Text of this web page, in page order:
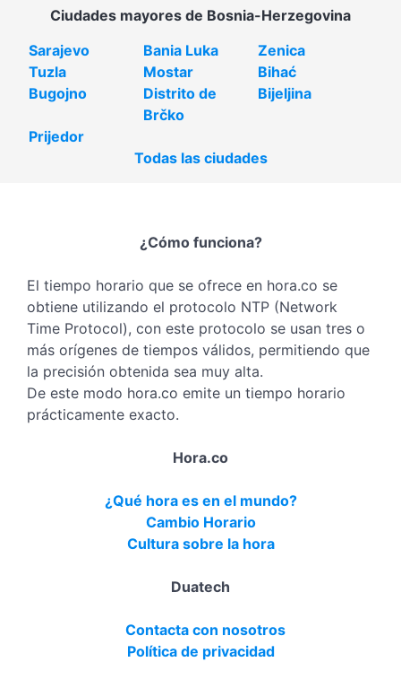
Ciudades mayores de Bosnia-Herzegovina
Sarajevo
Bania Luka
Zenica
Tuzla
Mostar
Bihać
Bugojno
Distrito de
Brčko
Bijeljina
Prijedor
Todas las ciudades
¿Cómo funciona?
El tiempo horario que se ofrece en hora.co se
obtiene utilizando el protocolo NTP (Network
Time Protocol), con este protocolo se usan tres o
más orígenes de tiempos válidos, permitiendo que
la precisión obtenida sea muy alta.
De este modo hora.co emite un tiempo horario
prácticamente exacto.
Hora.co
¿Qué hora es en el mundo?
Cambio Horario
Cultura sobre la hora
Duatech
Contacta con nosotros
Política de privacidad